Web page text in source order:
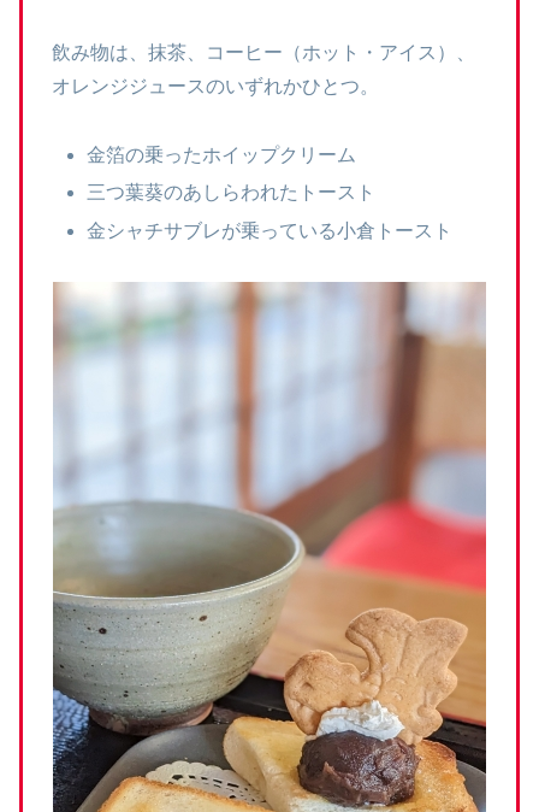
飲み物は、抹茶、コーヒー（ホット・アイス）、
オレンジジュースのいずれかひとつ。
金箔の乗ったホイップクリーム
三つ葉葵のあしらわれたトースト
金シャチサブレが乗っている小倉トースト